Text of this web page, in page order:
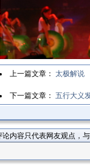
上一篇文章： 太极解说
下一篇文章： 五行大义
论内容只代表网友观点，